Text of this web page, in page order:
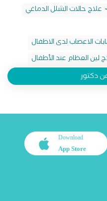
علاج حالات الشلل الدماغي
الاعصاب لدى الاطفال
لين العظام عند الأطفال
دكتور
Download
App Store